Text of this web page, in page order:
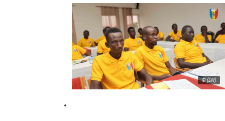
© (DR)